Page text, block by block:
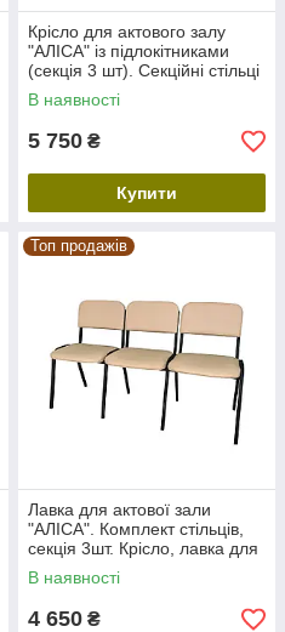
Крісло для актового залу
"АЛІСА" із підлокітниками
(секція 3 шт). Секційні стільці
для офісу, кінозалу, театру
В наявності
5 750 ₴
Купити
Топ продажів
Лавка для актової зали
"АЛІСА". Комплект стільців,
секція 3шт. Крісло, лавка для
школи
В наявності
4 650 ₴